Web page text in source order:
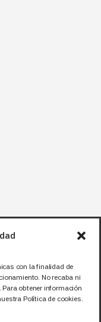
con la finalidad de
No recaba ni
obtener información
Política de cookies.